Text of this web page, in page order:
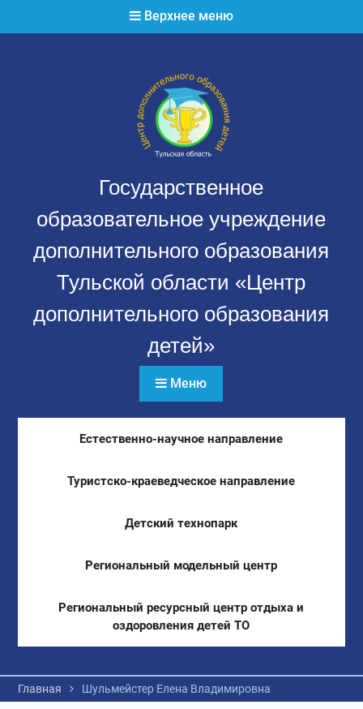
Верхнее меню
Государственное
образовательное учреждение
дополнительного образования
Тульской области «Центр
дополнительного образования
детей»
Меню
Естественно-научное направление
Туристско-краеведческое направление
Детский технопарк
Региональный модельный центр
Региональный ресурсный центр отдыха и
оздоровления детей ТО
Главная Шульмейстер Елена Владимировна